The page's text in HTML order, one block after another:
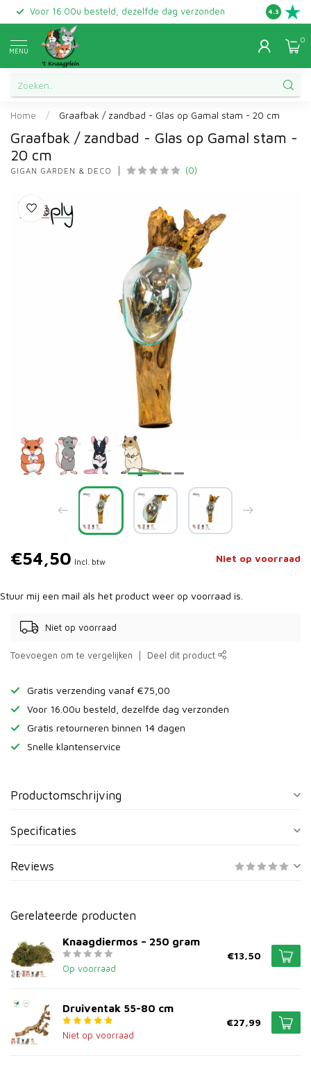
Voor 16.00u besteld, dezelfde dag verzonden Gratis
4.3
MENU
0
Home / Graafbak / zandbad - Glas op Gamal stam - 20 cm
Graafbak / zandbad - Glas op Gamal stam -
20 cm
GIGAN GARDEN & DECO (0)
€54,50 Incl. btw Niet op voorraad
Stuur mij een mail als het product weer op voorraad is.
Niet op voorraad
Toevoegen om te vergelijken Deel dit product
Gratis verzending vanaf €75,00
Voor 16.00u besteld, dezelfde dag verzonden
Gratis retourneren binnen 14 dagen
Snelle klantenservice
Productomschrijving
Specificaties
Reviews
Gerelateerde producten
Knaagdiermos – 250 gram
Op voorraad
€13,50
Druiventak 55-80 cm
Niet op voorraad
€27,99